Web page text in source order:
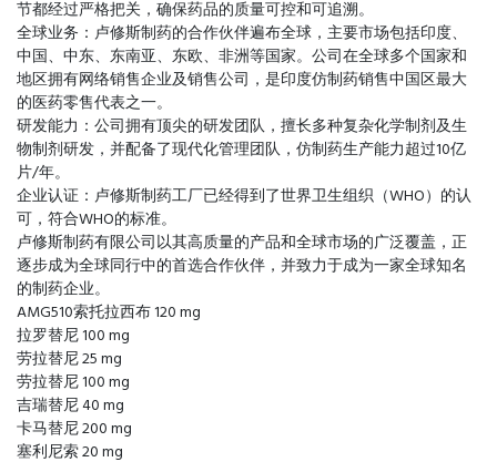
节都经过严格把关，确保药品的质量可控和可追溯。
全球业务：卢修斯制药的合作伙伴遍布全球，主要市场包括印度、
中国、中东、东南亚、东欧、非洲等国家。公司在全球多个国家和
地区拥有网络销售企业及销售公司，是印度仿制药销售中国区最大
的医药零售代表之一。
研发能力：公司拥有顶尖的研发团队，擅长多种复杂化学制剂及生
物制剂研发，并配备了现代化管理团队，仿制药生产能力超过10亿
片/年。
企业认证：卢修斯制药工厂已经得到了世界卫生组织（WHO）的认
可，符合WHO的标准。
卢修斯制药有限公司以其高质量的产品和全球市场的广泛覆盖，正
逐步成为全球同行中的首选合作伙伴，并致力于成为一家全球知名
的制药企业。
AMG510索托拉西布 120 mg
拉罗替尼 100 mg
劳拉替尼 25 mg
劳拉替尼 100 mg
吉瑞替尼 40 mg
卡马替尼 200 mg
塞利尼索 20 mg